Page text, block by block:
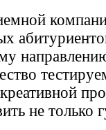
не только